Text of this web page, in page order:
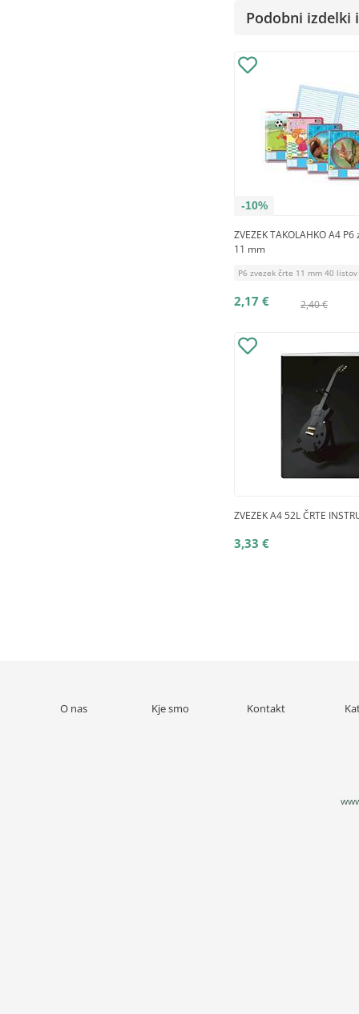
Podobni izdelki
-10%
ZVEZEK TAKOLAHKO A4
11 mm
P6 zvezek črte 11 mm 40 listov
2,40 €
2,17 €
ZVEZEK A4 52L ČRTE
3,33 €
O nas Kje smo Kontakt